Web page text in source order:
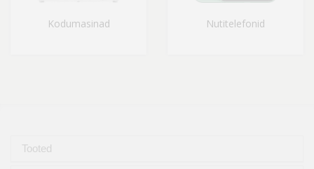
Kodumasinad Nutitelefonid
Tooted